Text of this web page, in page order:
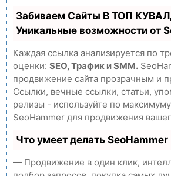
Забиваем Сайты В ТОП
Уникальные возможности от
Каждая ссылка анализируется по
оценки: SEO, Трафик и SMM.
продвижение сайта прозрачным и
Ссылки, вечные ссылки, статьи,
релизы - используйте по
SeoHammer для продвижения
Что умеет делать SeoHammer
— Продвижение в один клик,